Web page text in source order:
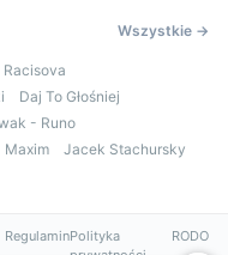
Wszystkie →
Racisova
Daj To Głośniej
- Runo
Maxim
Jacek Stachursky
RegulaminPolityka
RODO